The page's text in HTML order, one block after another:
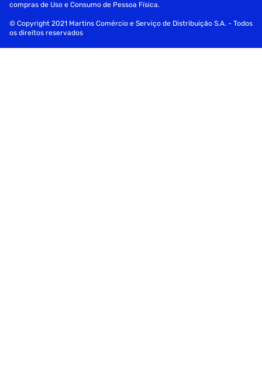
compras de Uso e Consumo de Pessoa Física.
© Copyright 2021 Martins Comércio e Serviço de Distribuição S.A. - Todos
os direitos reservados